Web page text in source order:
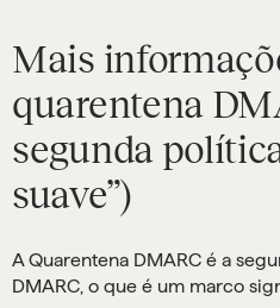
Mais
quarentena
segunda
suave”)
A Quarentena DMARC é a
DMARC, o que é um marco